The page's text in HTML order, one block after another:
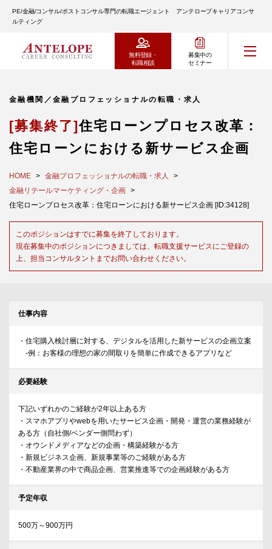
PE/金融/コンサル/ポストコンサル専門の転職エージェント アンテロープキャリアコンサ
ルティング
無料登録・
転職相談
募集中の
セミナー
金融機関／金融プロフェッショナルの転職・求人
[募集終了]住宅ローンプロセス改革：
住宅ローンにおける新サービス企画
HOME
金融プロフェッショナルの転職・求人
金融リテールマーケティング・企画
住宅ローンプロセス改革：住宅ローンにおける新サービス企画 [ID:34128]
このポジションはすでに募集を終了しております。
現在募集中のポジションにつきましては、転職支援サービスにご登録の
上、担当コンサルタントまでお問い合わせください。
仕事内容
・住宅購入検討層に対する、デジタルを活用した新サービスの企画立案
-例：お客様の理想の家の間取りを簡単に作成できるアプリなど
必要経験
下記いずれかのご経験が2年以上ある方
・スマホアプリやwebを用いたサービス企画・開発・運営の業務経験が
ある方（自社側/ベンダー側問わず）
・オウンドメディアなどの企画・構築経験がる方
・新規ビジネス企画、新規事業等のご経験がある方
・不動産業界の中で商品企画、営業推進等での企画経験がある方
予定年収
500万～900万円